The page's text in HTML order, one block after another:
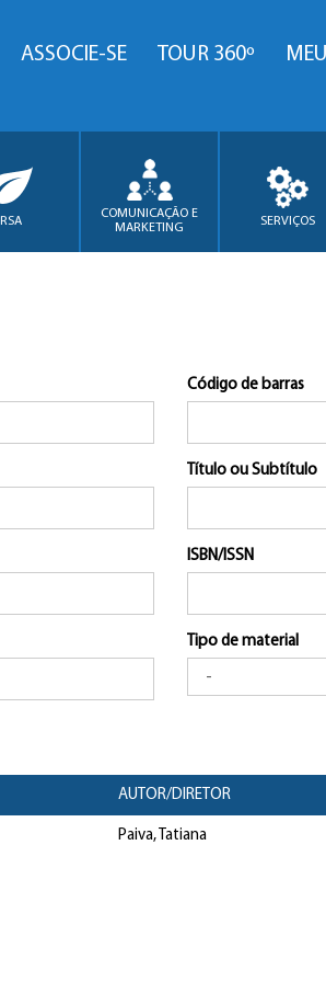
ASSOCIE-SE TOUR 360º
RSA
COMUNICAÇÃO E
MARKETING
SERVIÇOS
Código de barras
Título ou Subtítulo
ISBN/ISSN
Tipo de material
AUTOR/DIRETOR
Paiva, Tatiana